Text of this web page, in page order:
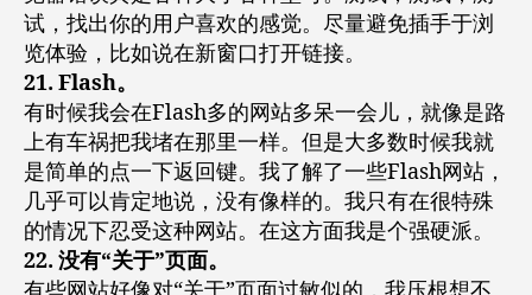
试，找出你的用户喜欢的感觉。尽量避免插手于浏
览体验，比如说在新窗口打开链接。
21. Flash。
有时候我会在Flash多的网站多呆一会儿，就像是路
上有车祸把我堵在那里一样。但是大多数时候我就
是简单的点一下返回键。我了解了一些Flash网站，
几乎可以肯定地说，没有像样的。我只有在很特殊
的情况下忍受这种网站。在这方面我是个强硬派。
22. 没有“关于”页面。